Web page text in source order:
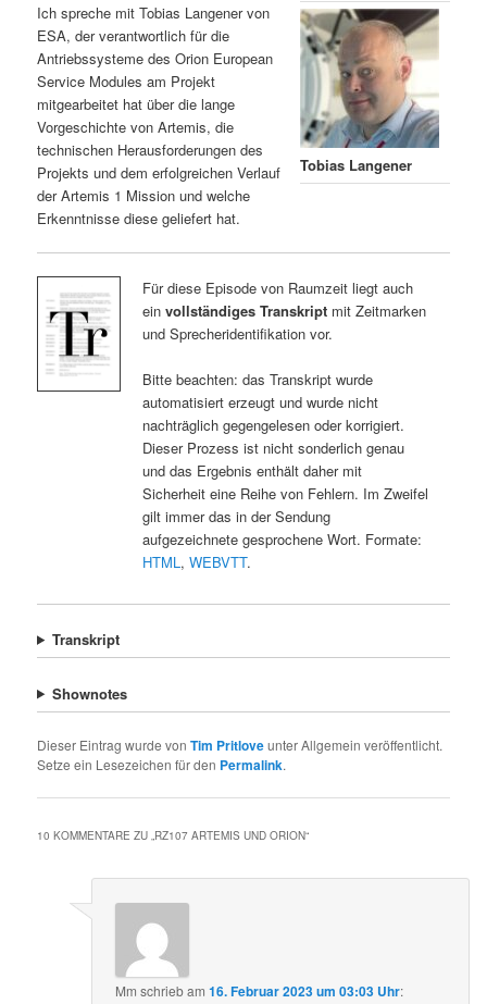
Tobias Langener
Ich spreche mit Tobias Langener von
ESA, der verantwortlich für die
Antriebssysteme des Orion European
Service Modules am Projekt
mitgearbeitet hat über die lange
Vorgeschichte von Artemis, die
technischen Herausforderungen des
Projekts und dem erfolgreichen Verlauf
der Artemis 1 Mission und welche
Erkenntnisse diese geliefert hat.
Für diese Episode von Raumzeit liegt auch
ein vollständiges Transkriptmit Zeitmarken
und Sprecheridentifikation vor.
Bitte beachten: das Transkript wurde
automatisiert erzeugt und wurde nicht
nachträglich gegengelesen oder korrigiert.
Dieser Prozess ist nicht sonderlich genau
und das Ergebnis enthält daher mit
Sicherheit eine Reihe von Fehlern. Im Zweifel
gilt immer das in der Sendung
aufgezeichnete gesprochene Wort. Formate:
HTML, WEBVTT.
Transkript
Shownotes
Dieser Eintrag wurde vonTim Pritloveunter Allgemein veröffentlicht.
Setze ein Lesezeichen für den Permalink.
10 KOMMENTARE ZU „RZ107 ARTEMIS UND ORION“
Mm schriebam16. Februar 2023 um 03:03 Uhr: